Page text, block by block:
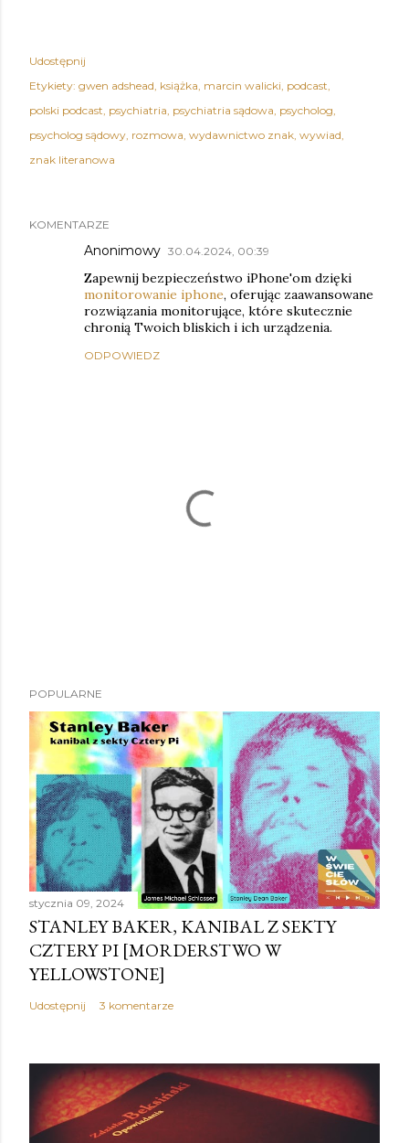
Udostępnij
Etykiety: gwen adshead książka marcin walicki podcast
polski podcast psychiatria psychiatria sądowa psycholog
psycholog sądowy rozmowa wydawnictwo znak wywiad
znak literanowa
KOMENTARZE
Anonimowy 30.04.2024, 00:39
Zapewnij bezpieczeństwo iPhone'om dzięki
monitorowanie iphone, oferując zaawansowane
rozwiązania monitorujące, które skutecznie
chronią Twoich bliskich i ich urządzenia.
ODPOWIEDZ
r
z
e
ś
l
i
j
k
o
m
e
n
t
a
z
POPULARNE
stycznia 09, 2024
STANLEY BAKER, KANIBAL Z SEKTY
CZTERY PI [MORDERSTWO W
YELLOWSTONE]
Udostępnij 3 komentarze